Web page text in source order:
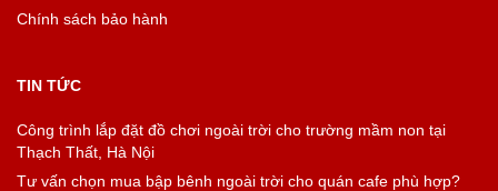
Chính sách bảo hành
TIN TỨC
Công trình lắp đặt đồ chơi ngoài trời cho trường mầm non tại
Thạch Thất, Hà Nội
Tư vấn chọn mua bập bênh ngoài trời cho quán cafe phù hợp?